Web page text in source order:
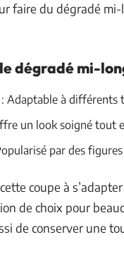
faire du dégradé
dégradé mi-
: Adaptable à différents
un look soigné tout
par des
coupe à
de choix pour
de conserver une